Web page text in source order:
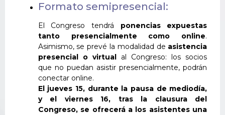
Formato semipresencial:
El Congreso tendrá ponencias expuestas
tanto presencialmente como online.
Asimismo, se prevé la modalidad de asistencia
presencial o virtualal Congreso: los socios
que no puedan asistir presencialmente, podrán
conectar online.
El jueves 15, durante la pausa de mediodía,
y el viernes 16, tras la clausura del
Congreso, se ofrecerá a los asistentes una